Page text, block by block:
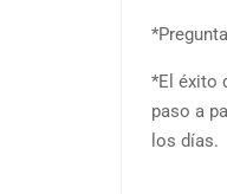
*El éxito
paso a
los días.